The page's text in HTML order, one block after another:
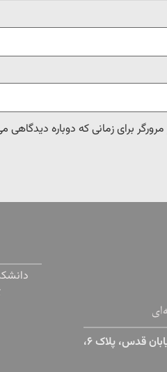
برای زمانی که دوباره دیدگاهی
تهران، دانشگاه تهران، خیابان پورسینا، خیابان قدس، پلاک ۶،